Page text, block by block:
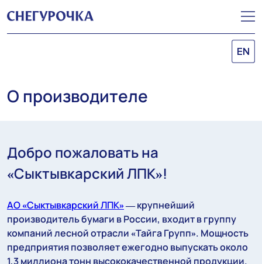
EN
О производителе
Добро пожаловать на
«Сыктывкарский ЛПК»!
АО «Сыктывкарский ЛПК»— крупнейший
производитель бумаги в России, входит в группу
компаний лесной отрасли «Тайга Групп». Мощность
предприятия позволяет ежегодно выпускать около
1,3 миллиона тонн высококачественной продукции.